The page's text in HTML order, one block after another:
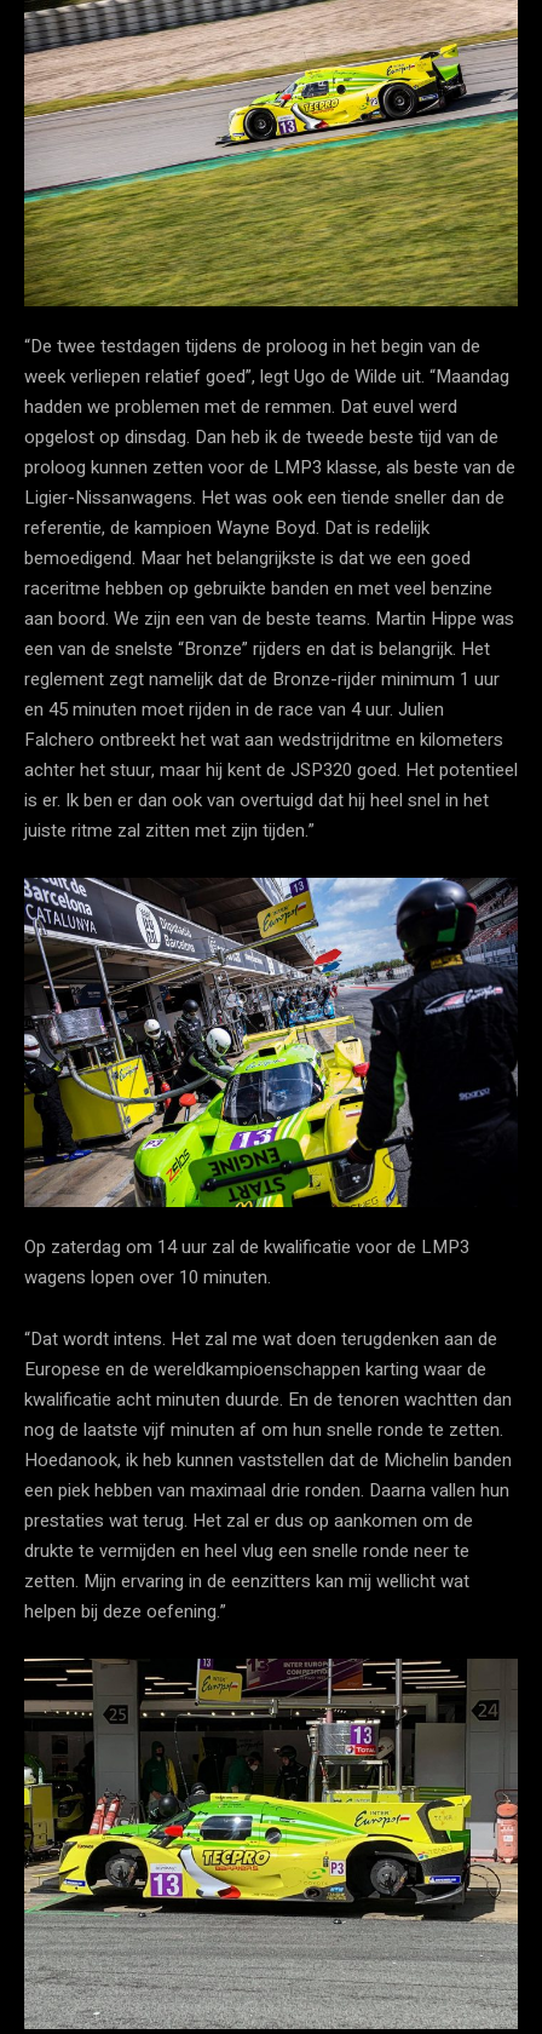
“De twee testdagen tijdens de proloog in het begin van de
week verliepen relatief goed”, legt Ugo de Wilde uit. “Maandag
hadden we problemen met de remmen. Dat euvel werd
opgelost op dinsdag. Dan heb ik de tweede beste tijd van de
proloog kunnen zetten voor de LMP3 klasse, als beste van de
Ligier-Nissanwagens. Het was ook een tiende sneller dan de
referentie, de kampioen Wayne Boyd. Dat is redelijk
bemoedigend. Maar het belangrijkste is dat we een goed
raceritme hebben op gebruikte banden en met veel benzine
aan boord. We zijn een van de beste teams. Martin Hippe was
een van de snelste “Bronze” rijders en dat is belangrijk. Het
reglement zegt namelijk dat de Bronze-rijder minimum 1 uur
en 45 minuten moet rijden in de race van 4 uur. Julien
Falchero ontbreekt het wat aan wedstrijdritme en kilometers
achter het stuur, maar hij kent de JSP320 goed. Het potentieel
is er. Ik ben er dan ook van overtuigd dat hij heel snel in het
juiste ritme zal zitten met zijn tijden.”
Op zaterdag om 14 uur zal de kwalificatie voor de LMP3
wagens lopen over 10 minuten.
“Dat wordt intens. Het zal me wat doen terugdenken aan de
Europese en de wereldkampioenschappen karting waar de
kwalificatie acht minuten duurde. En de tenoren wachtten dan
nog de laatste vijf minuten af om hun snelle ronde te zetten.
Hoedanook, ik heb kunnen vaststellen dat de Michelin banden
een piek hebben van maximaal drie ronden. Daarna vallen hun
prestaties wat terug. Het zal er dus op aankomen om de
drukte te vermijden en heel vlug een snelle ronde neer te
zetten. Mijn ervaring in de eenzitters kan mij wellicht wat
helpen bij deze oefening.”